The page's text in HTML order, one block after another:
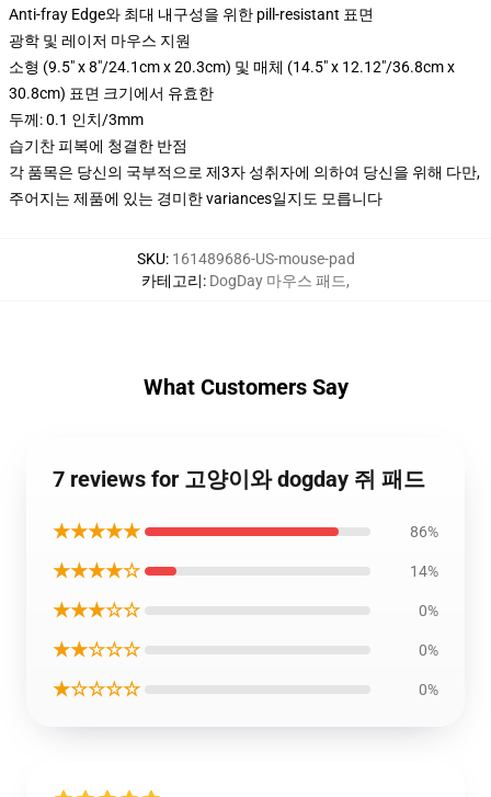
Anti-fray Edge와 최대 내구성을 위한 pill-resistant 표면
광학 및 레이저 마우스 지원
소형 (9.5" x 8"/24.1cm x 20.3cm) 및 매체 (14.5" x 12.12"/36.8cm x
30.8cm) 표면 크기에서 유효한
두께: 0.1 인치/3mm
습기찬 피복에 청결한 반점
각 품목은 당신의 국부적으로 제3자 성취자에 의하여 당신을 위해 다만,
주어지는 제품에 있는 경미한 variances일지도 모릅니다
SKU: 161489686-US-mouse-pad
카테고리: DogDay 마우스 패드,
What Customers Say
7 reviews for 고양이와 dogday 쥐 패드
★★★★★ 86%
★★★★☆ 14%
★★★☆☆ 0%
★★☆☆☆ 0%
★☆☆☆☆ 0%